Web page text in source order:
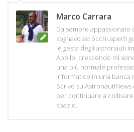
Marco Carrara
Da sempre appassionato
sognavo ad occhi aperti
le gesta degli astronauti
Apollo, crescendo mi
una più normale
informatico in una banca
Scrivo su
per continuare a
spazio.